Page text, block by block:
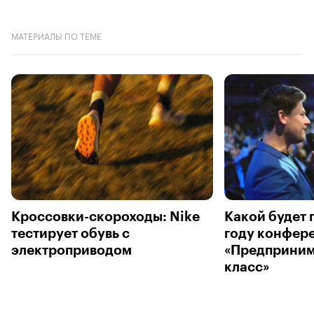
МАТЕРИАЛЫ ПО ТЕМЕ
Кроссовки-скороходы: Nike
тестирует обувь с
электроприводом
Какой будет
году
класс»